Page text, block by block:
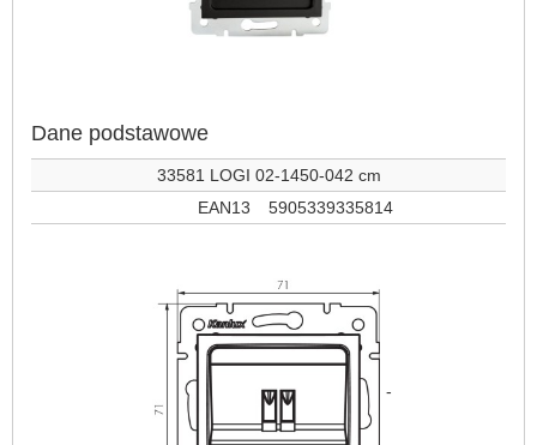
Dane podstawowe
33581 LOGI 02-1450-042 cm
EAN13
5905339335814
-